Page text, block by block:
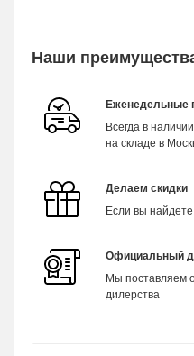
Наши
Еженедельные
Всегда в
на складе в
Делаем скидки
Если вы
Официальный
Мы поставляем
дилерства